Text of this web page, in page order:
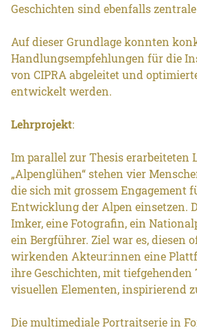
Geschichten sind ebenfalls
Auf dieser Grundlage konnten
Handlungsempfehlungen für die
von CIPRA abgeleitet und
entwickelt werden.
Lehrprojekt:
Im parallel zur Thesis erarbeiteten
„Alpenglühen“ stehen vier
die sich mit grossem Engagement
Entwicklung der Alpen einsetzen.
Imker, eine Fotografin, ein
ein Bergführer. Ziel war es, diesen
wirkenden Akteur:innen eine
ihre Geschichten, mit tiefgehenden
visuellen Elementen, inspirierend
Die multimediale Portraitserie in